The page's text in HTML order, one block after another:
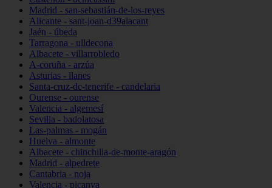
Madrid - san-sebastián-de-los-reyes
Alicante - sant-joan-d39alacant
Jaén - úbeda
Tarragona - ulldecona
Albacete - villarrobledo
A-coruña - arzúa
Asturias - llanes
Santa-cruz-de-tenerife - candelaria
Ourense - ourense
Valencia - algemesí
Sevilla - badolatosa
Las-palmas - mogán
Huelva - almonte
Albacete - chinchilla-de-monte-aragón
Madrid - alpedrete
Cantabria - noja
Valencia - picanya